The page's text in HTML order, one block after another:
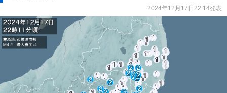
2024年12月17日22:14発表